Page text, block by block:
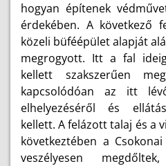
hogyan építenek
érdekében. A következő
közeli büféépület alapját
megrogyott. Itt a fal
kellett szakszerűen
kapcsolódóan az itt
elhelyezéséről és
kellett.A felázott talaj és a
következtében a
veszélyesen